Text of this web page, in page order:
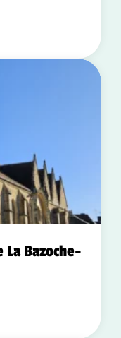
Bazoche-